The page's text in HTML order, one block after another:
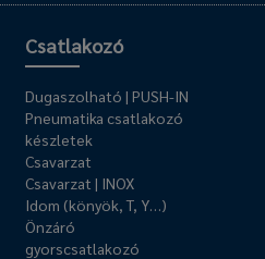
Csatlakozó
Dugaszolható | PUSH-IN
Pneumatika csatlakozó
készletek
Csavarzat
Csavarzat | INOX
Idom (könyök, T, Y…)
Önzáró
gyorscsatlakozó